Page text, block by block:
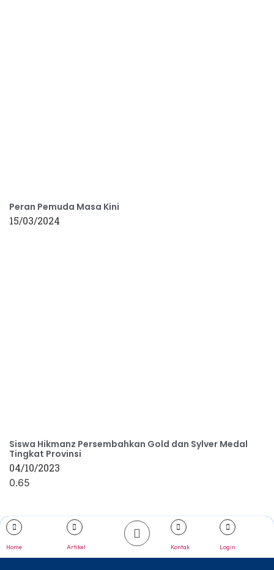
Peran Pemuda Masa Kini
15/03/2024
Siswa Hikmanz Persembahkan Gold dan Sylver Medal
Tingkat Provinsi
04/10/2023
Home Artikel Kontak Login